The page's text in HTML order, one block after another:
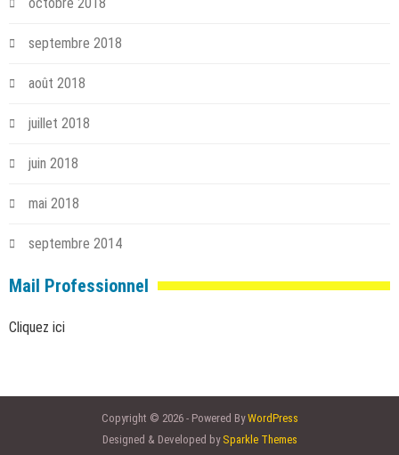
septembre 2018
août 2018
juillet 2018
juin 2018
mai 2018
septembre 2014
Mail Professionnel
Cliquez ici
Copyright © 2026 - Powered ByWordPress
Designed & Developed by Sparkle Themes